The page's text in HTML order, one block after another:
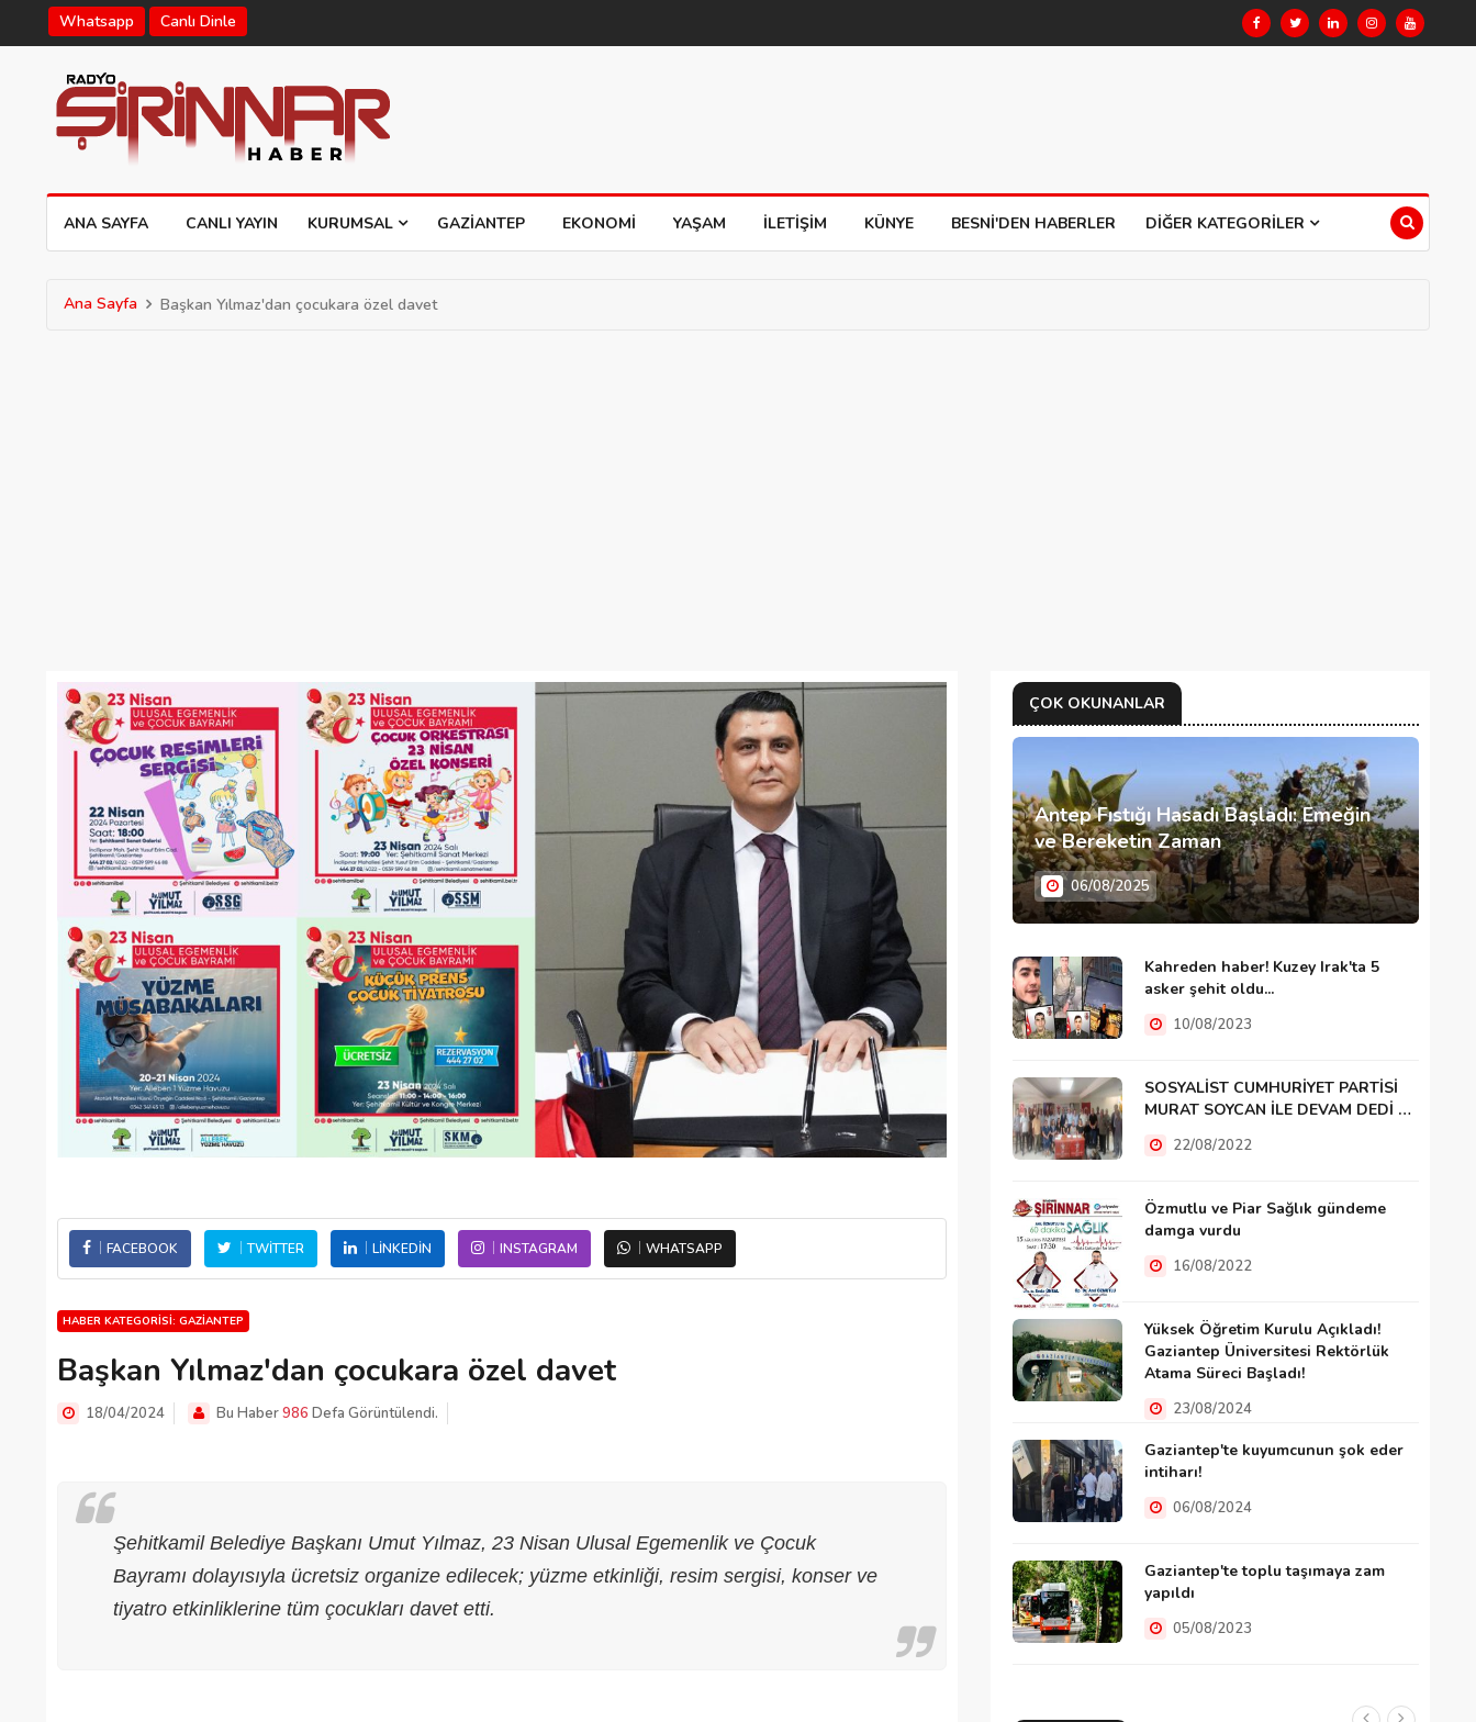
Whatsapp Canlı Dinle
ANA SAYFA CANLI YAYIN KURUMSAL GAZIANTEP EKONOMI YAŞAM İLETIŞIM KÜNYE BESNI'DEN HABERLER DIĞER KATEGORILER
Ana Sayfa Başkan Yılmaz'dan çocukara özel davet
FACEBOOK TWITTER LINKEDIN INSTAGRAM WHATSAPP
HABER KATEGORISI: GAZIANTEP
Başkan Yılmaz'dan çocukara özel davet
18/04/2024 Bu Haber986 Defa Görüntülendi.
Şehitkamil Belediye Başkanı Umut Yılmaz, 23 Nisan Ulusal Egemenlik ve Çocuk
Bayramı dolayısıyla ücretsiz organize edilecek; yüzme etkinliği, resim sergisi, konser ve
tiyatro etkinliklerine tüm çocukları davet etti.
ÇOK OKUNANLAR
Antep Fıstığı Hasadı Başladı: Emeğin
ve Bereketin Zaman
06/08/2025
Kahreden haber! Kuzey Irak'ta 5
asker şehit oldu...
10/08/2023
SOSYALİST CUMHURİYET PARTİSİ
MURAT SOYCAN İLE DEVAM DEDİ …
22/08/2022
Özmutlu ve Piar Sağlık gündeme
damga vurdu
16/08/2022
Yüksek Öğretim Kurulu Açıkladı!
Gaziantep Üniversitesi Rektörlük
Atama Süreci Başladı!
23/08/2024
Gaziantep'te kuyumcunun şok eder
intiharı!
06/08/2024
Gaziantep'te toplu taşımaya zam
yapıldı
05/08/2023